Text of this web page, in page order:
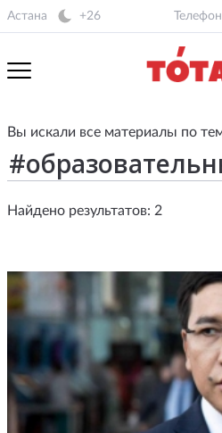
Астана +26
Вы искали все материалы по
Найдено результатов: 2